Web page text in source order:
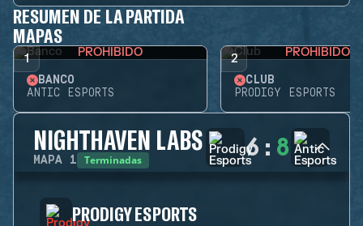
RESUMEN DE LA PARTIDA
MAPAS
1 PROHIBIDO
BANCO
ANTIC ESPORTS
2 PROHIBIDO
CLUB
PRODIGY ESPORTS
NIGHTHAVEN LABS
MAPA 1 Terminadas 6 : 8
PRODIGY ESPORTS